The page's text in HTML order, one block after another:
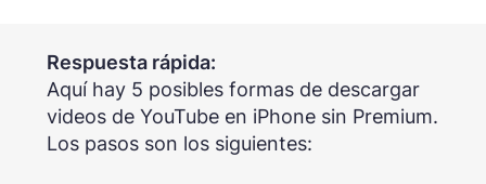
Respuesta rápida:
Aquí hay 5 posibles formas de descargar
videos de YouTube en iPhone sin Premium.
Los pasos son los siguientes: